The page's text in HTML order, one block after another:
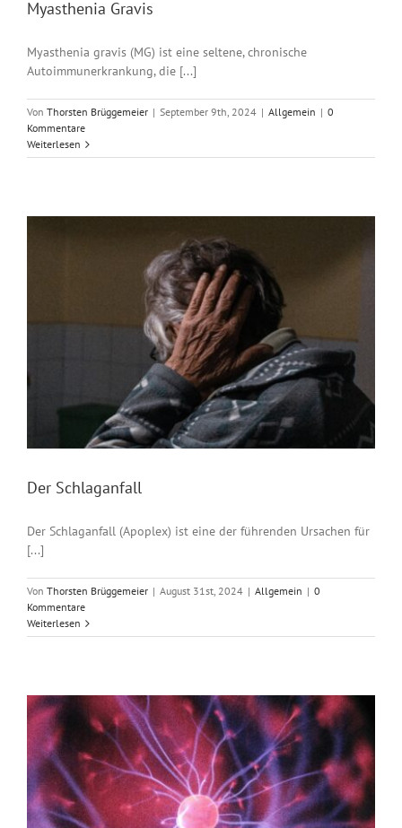
Myasthenia Gravis
Myasthenia gravis (MG) ist eine seltene, chronische
Autoimmunerkrankung, die [...]
Von Thorsten Brüggemeier | September 9th, 2024 | Allgemein | 0
Kommentare
Weiterlesen
Der Schlaganfall
Der Schlaganfall (Apoplex) ist eine der führenden Ursachen für
[...]
Von Thorsten Brüggemeier | August 31st, 2024 | Allgemein | 0
Kommentare
Weiterlesen